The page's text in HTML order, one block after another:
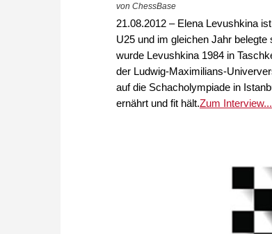
von ChessBase
21.08.2012 – Elena Levushkina
U25 und im gleichen Jahr
wurde Levushkina 1984 in
der Ludwig-Maximilians-
auf die Schacholympiade in
ernährt und fit hält.Zum Interview...